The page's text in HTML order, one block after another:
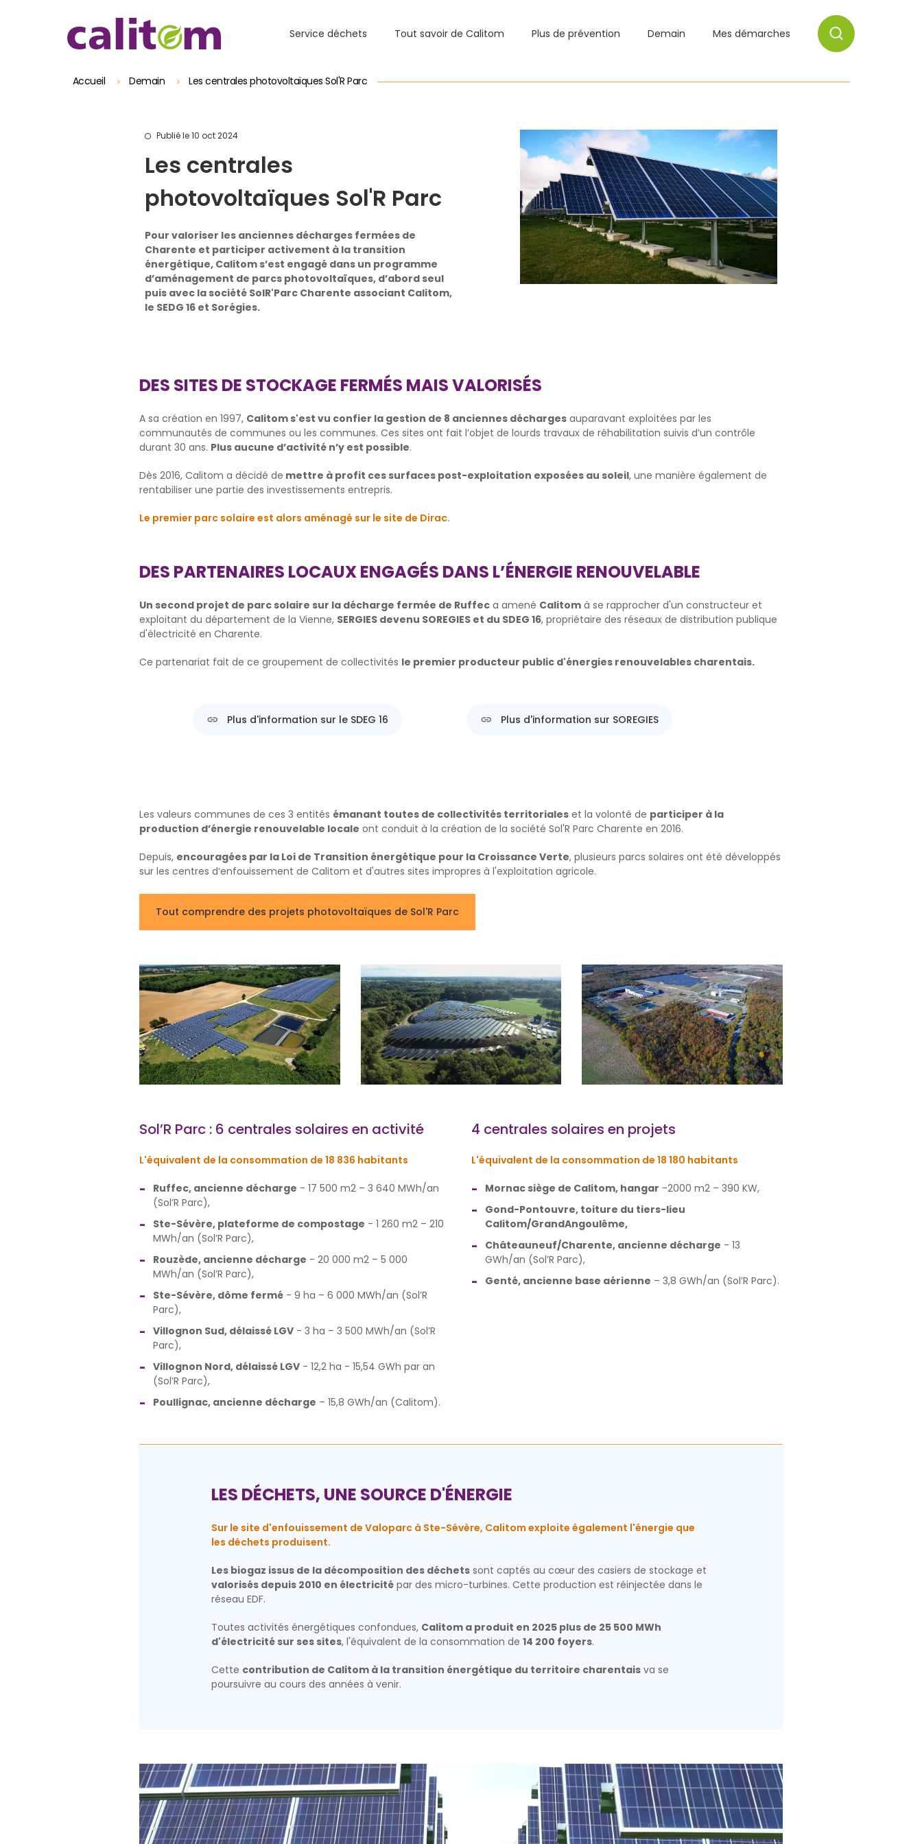
Service déchets
Tout savoir de Calitom Plus de prévention Demain Mes démarches
Accueil Demain Les centrales photovoltaïques Sol'R Parc
Publié le 10 oct 2024
Les centrales
photovoltaïques Sol'R Parc
Pour valoriser les anciennes décharges fermées de
Charente et participer activement à la transition
énergétique, Calitom s’est engagé dans un programme
d’aménagement de parcs photovoltaïques, d’abord seul
puis avec la société SolR'Parc Charente associant Calitom,
le SEDG 16 et Sorégies.
DES SITES DE STOCKAGE FERMÉS MAIS VALORISÉS
A sa création en 1997, Calitom s'est vu confier la gestion de 8 anciennes décharges auparavant exploitées par les
communautés de communes ou les communes. Ces sites ont fait l’objet de lourds travaux de réhabilitation suivis d’un contrôle
durant 30 ans. Plus aucune d’activité n’y est possible.
Dès 2016, Calitom a décidé de mettre à profit ces surfaces post-exploitation exposées au soleil, une manière également de
rentabiliser une partie des investissements entrepris.
Le premier parc solaire est alors aménagé sur le site de Dirac.
DES PARTENAIRES LOCAUX ENGAGÉS DANS L’ÉNERGIE RENOUVELABLE
Un second projet de parc solaire sur la décharge fermée de Ruffec a amené Calitom à se rapprocher d'un constructeur et
exploitant du département de la Vienne, SERGIES devenu SOREGIES et du SDEG 16, propriétaire des réseaux de distribution publique
d'électricité en Charente.
Ce partenariat fait de ce groupement de collectivités le premier producteur public d'énergies renouvelables charentais.
Plus d'information sur le SDEG 16 Plus d'information sur SOREGIES
Les valeurs communes de ces 3 entités émanant toutes de collectivités territoriales et la volonté de participer à la
production d’énergie renouvelable locale ont conduit à la création de la société Sol'R Parc Charente en 2016.
Depuis, encouragées par la Loi de Transition énergétique pour la Croissance Verte, plusieurs parcs solaires ont été développés
sur les centres d’enfouissement de Calitom et d'autres sites impropres à l'exploitation agricole.
Tout comprendre des projets photovoltaïques de Sol'R Parc
Sol’R Parc : 6 centrales solaires en activité
L'équivalent de la consommation de 18 836 habitants
Ruffec, ancienne décharge - 17 500 m2 – 3 640 MWh/an
(Sol’R Parc),
Ste-Sévère, plateforme de compostage - 1 260 m2 – 210
MWh/an (Sol’R Parc),
Rouzède, ancienne décharge - 20 000 m2 – 5 000
MWh/an (Sol’R Parc),
Ste-Sévère, dôme fermé - 9 ha – 6 000 MWh/an (Sol’R
Parc),
Villognon Sud, délaissé LGV - 3 ha – 3 500 MWh/an (Sol’R
Parc),
Villognon Nord, délaissé LGV - 12,2 ha - 15,54 GWh par an
(Sol’R Parc),
Poullignac, ancienne décharge – 15,8 GWh/an (Calitom).
4 centrales solaires en projets
L'équivalent de la consommation de 18 180 habitants
Mornac siège de Calitom, hangar -2000 m2 – 390 KW,
Gond-Pontouvre, toiture du tiers-lieu
Calitom/GrandAngoulême,
Châteauneuf/Charente, ancienne décharge - 13
GWh/an (Sol’R Parc),
Genté, ancienne base aérienne – 3,8 GWh/an (Sol’R Parc).
LES DÉCHETS, UNE SOURCE D'ÉNERGIE
Sur le site d'enfouissement de Valoparc à Ste-Sévère, Calitom exploite également l'énergie que
les déchets produisent.
Les biogaz issus de la décomposition des déchets sont captés au cœur des casiers de stockage et
valorisés depuis 2010 en électricité par des micro-turbines. Cette production est réinjectée dans le
réseau EDF.
Toutes activités énergétiques confondues, Calitom a produit en 2025 plus de 25 500 MWh
d'électricité sur ses sites, l'équivalent de la consommation de14 200 foyers.
Cette contribution de Calitom à la transition énergétique du territoire charentais va se
poursuivre au cours des années à venir.